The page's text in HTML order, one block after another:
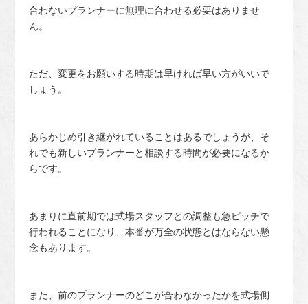
合わないプランナーに無理に合わせる必要はありませ
ん。
ただ、変更をお願いする時期は早ければ早い方がいいで
しょう。
あらかじめ引き継がれていることはあるでしょうが、そ
れでも新しいプランナーと相談する時間が必要になるか
らです。
あまりに直前期では式場スタッフとの調整も急ピッチで
行われることになり、本番が万全の状態とはならない懸
念もあります。
また、前のプランナーのどこが合わなかったかを式場側